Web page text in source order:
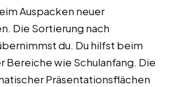
Auspacken neuer
Die Sortierung nach
du. Du hilfst beim
Bereiche wie Schulanfang. Die
Präsentationsflächen